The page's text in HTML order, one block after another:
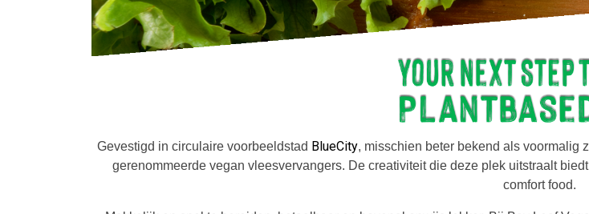
Gevestigd in circulaire voorbeeldstad BlueCity, misschien beter bekend als voormalig
gerenommeerde vegan vleesvervangers. De creativiteit die deze plek uitstraalt
comfort food.